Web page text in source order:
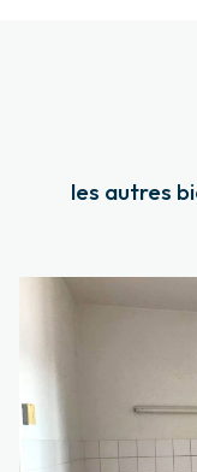
les autres